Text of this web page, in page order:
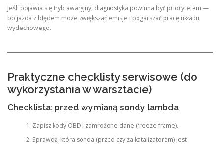
Jeśli pojawia się tryb awaryjny, diagnostyka powinna być priorytetem —
bo jazda z błędem może zwiększać emisje i pogarszać pracę układu
wydechowego.
Praktyczne checklisty serwisowe (do
wykorzystania w warsztacie)
Checklista: przed wymianą sondy lambda
Zapisz kody OBD i zamrożone dane (freeze frame).
Sprawdź, która sonda (przed czy za katalizatorem) jest